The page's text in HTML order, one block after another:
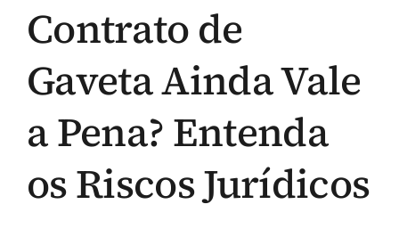
Contrato de
Gaveta Ainda Vale
a Pena? Entenda
os Riscos Jurídicos